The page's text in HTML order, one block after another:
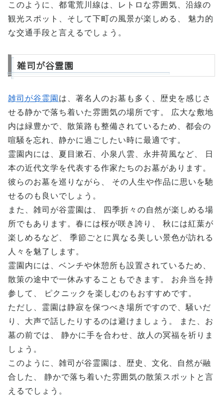
このように、都電荒川線は、レトロな雰囲気、沿線の
観光スポット、そして下町の風景が楽しめる、 魅力的
な交通手段と言えるでしょう。
雑司が谷霊園
雑司が谷霊園 は、著名人のお墓も多く、歴史を感じさ
せる静かで落ち着いた雰囲気の場所です。 広大な敷地
内は緑豊かで、散策路も整備されているため、都会の
喧騒を忘れ、静かに過ごしたい時に最適です。
霊園内には、夏目漱石、小泉八雲、永井荷風など、 日
本の近代文学を代表する作家たちのお墓があります。
彼らのお墓を巡りながら、 その人生や作品に思いを馳
せるのも良いでしょう。
また、雑司が谷霊園は、 四季折々の自然が楽しめる場
所でもあります。春には桜が咲き誇り、 秋には紅葉が
楽しめるなど、 季節ごとに異なる美しい景色が訪れる
人々を魅了します。
霊園内には、ベンチや休憩所も設置されているため、
散策の途中で一休みすることもできます。 お弁当を持
参して、 ピクニックを楽しむのもおすすめです。
ただし、霊園は静寂を保つべき場所ですので、騒いだ
り、大声で話したりするのは避けましょう。 また、お
墓の前では、 静かに手を合わせ、故人の冥福を祈りま
しょう。
このように、雑司が谷霊園は、歴史、文化、自然が融
合した、 静かで落ち着いた雰囲気の散策スポットと言
えるでしょう。